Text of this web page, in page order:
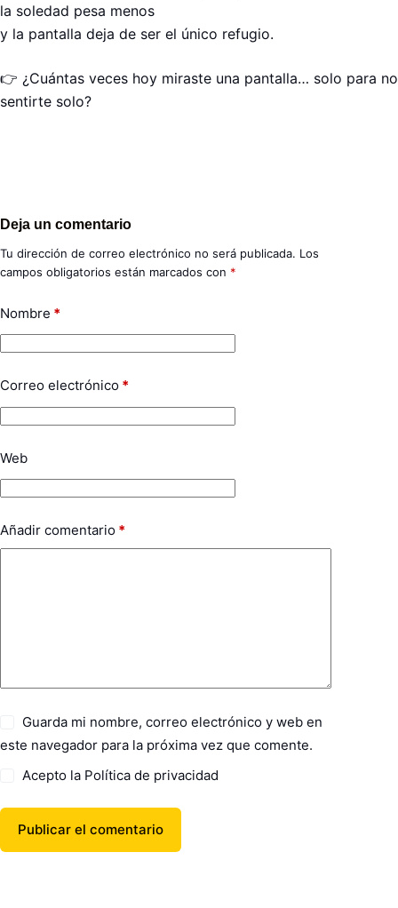
la soledad pesa menos
y la pantalla deja de ser el único refugio.
👉 ¿Cuántas veces hoy miraste una pantalla… solo para no
sentirte solo?
Deja un comentario
Tu dirección de correo electrónico no será publicada. Los
campos obligatorios están marcados con *
Nombre *
Correo electrónico *
Web
Añadir comentario *
Guarda mi nombre, correo electrónico y web en
este navegador para la próxima vez que comente.
Acepto la Política de privacidad
Publicar el comentario